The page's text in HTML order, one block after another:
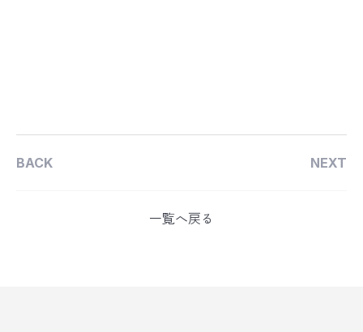
BACK
一覧へ戻る
NEXT